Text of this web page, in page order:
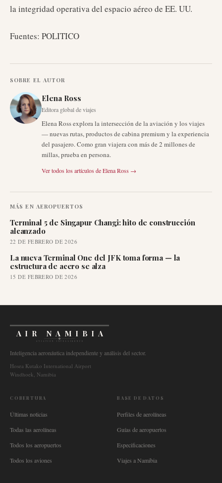
la integridad operativa del espacio aéreo de EE. UU.
Fuentes: POLITICO
SOBRE EL AUTOR
Elena Ross
Editora global de viajes
Elena Ross explora la intersección de la aviación y los viajes
— nuevas rutas, productos de cabina premium y la experiencia
del pasajero. Como gran viajera con más de 2 millones de
millas, prueba en persona.
Ver todos los artículos deElena Ross →
MÁS EN AEROPUERTOS
Terminal 5 de Singapur Changi: hito de construcción
alcanzado
22 DE FEBRERO DE 2026
La nueva Terminal One del JFK toma forma — la
estructura de acero se alza
15 DE FEBRERO DE 2026
AIR NAMIBIA
AVIATION INTELLIGENCE
Inteligencia aeronáutica independiente y análisis del sector.
Hosea Kutako International Airport
Windhoek, Namibia
COBERTURA
Últimas noticias
Todas las aerolíneas
Todos los aeropuertos
Todos los aviones
BASE DE DATOS
Perfiles de aerolíneas
Guías de aeropuertos
Especificaciones
Viajes a Namibia